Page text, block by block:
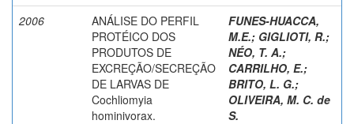
2006
ANÁLISE DO PERFIL
PROTÉICO DOS
PRODUTOS DE
EXCREÇÃO/SECREÇÃO
DE LARVAS DE
Cochliomyia
hominivorax.
FUNES-HUACCA,
M.E.; GIGLIOTI, R.;
NÉO, T. A.;
CARRILHO, E.;
BRITO, L. G.;
OLIVEIRA, M. C. de
S.